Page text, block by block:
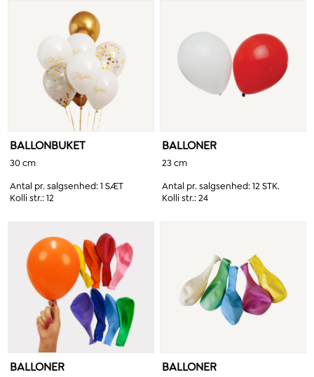
BALLONBUKET
30 cm
Antal pr. salgsenhed:1 SÆT
Kolli str.:12
BALLONER
23 cm
Antal pr. salgsenhed:12 STK.
Kolli str.:24
BALLONER BALLONER